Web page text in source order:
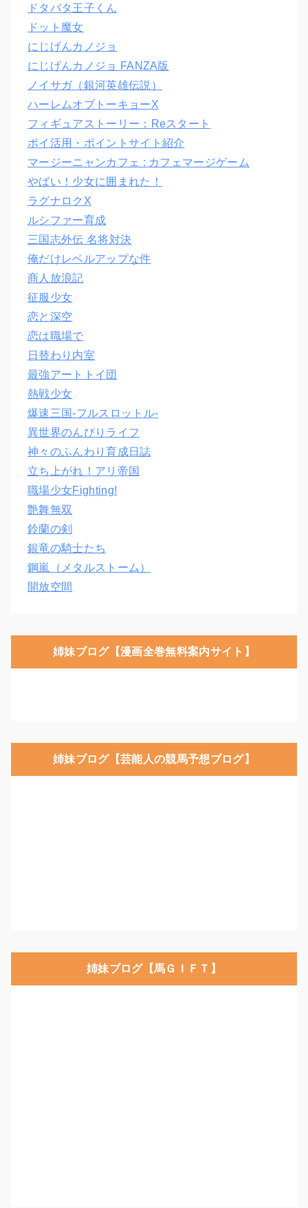
ドタバタ王子くん
ドット魔女
にじげんカノジョ
にじげんカノジョ FANZA版
ノイサガ（銀河英雄伝説）
ハーレムオブトーキョーX
フィギュアストーリー：Reスタート
ポイ活用・ポイントサイト紹介
マージーニャンカフェ : カフェマージゲーム
やばい！少女に囲まれた！
ラグナロクX
ルシファー育成
三国志外伝 名将対決
俺だけレベルアップな件
商人放浪記
征服少女
恋と深空
恋は職場で
日替わり内室
最強アートトイ団
熱戦少女
爆速三国‐フルスロットル‐
異世界のんびりライフ
神々のふんわり育成日誌
立ち上がれ！アリ帝国
職場少女Fighting!
艶舞無双
鈴蘭の剣
銀竜の騎士たち
鋼嵐（メタルストーム）
開放空間
姉妹ブログ【漫画全巻無料案内サイト】
姉妹ブログ【芸能人の競馬予想ブログ】
姉妹ブログ【馬ＧＩＦＴ】